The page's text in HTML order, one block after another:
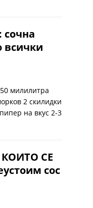
всички
милилитра
2 скилидки
на вкус 2-3
СЕ
сос